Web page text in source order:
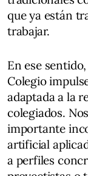
que ya están
trabajar.
En ese
Colegio
adaptada a la
colegiados.
importante
artificial
a perfiles